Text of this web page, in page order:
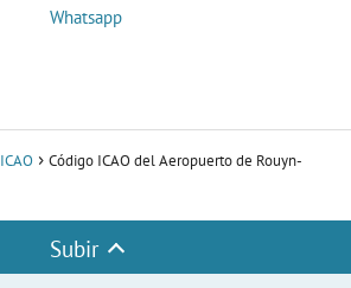
Whatsapp
ICAO
Código ICAO del Aeropuerto de Rouyn-
Subir